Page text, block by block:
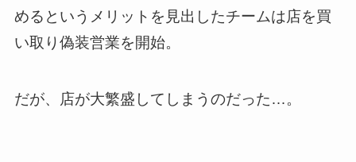
めるというメリットを見出したチームは店を買
い取り偽装営業を開始。
だが、店が大繁盛してしまうのだった…。